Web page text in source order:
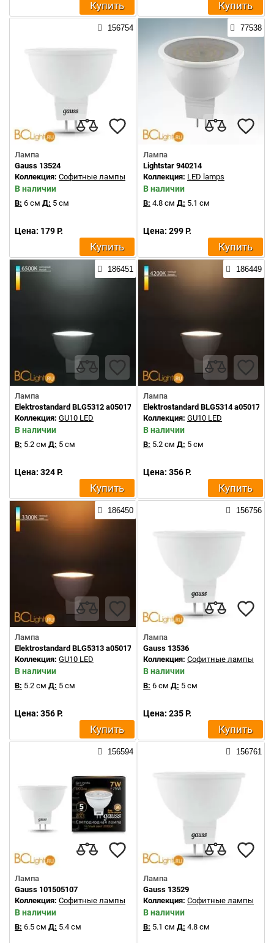
Купить Купить
156754
Лампа
Gauss 13524
Коллекция: Софитные лампы
В наличии
В: 6 см Д: 5 см
Цена: 179 Р.
Купить
77538
Лампа
Lightstar 940214
Коллекция: LED lamps
В наличии
В: 4.8 см Д: 5.1 см
Цена: 299 Р.
Купить
186451
Лампа
Elektrostandard BLG5312 a050174
Коллекция: GU10 LED
В наличии
В: 5.2 см Д: 5 см
Цена: 324 Р.
Купить
186449
Лампа
Elektrostandard BLG5314 a050178
Коллекция: GU10 LED
В наличии
В: 5.2 см Д: 5 см
Цена: 356 Р.
Купить
186450
Лампа
Elektrostandard BLG5313 a050177
Коллекция: GU10 LED
В наличии
В: 5.2 см Д: 5 см
Цена: 356 Р.
Купить
156756
Лампа
Gauss 13536
Коллекция: Софитные лампы
В наличии
В: 6 см Д: 5 см
Цена: 235 Р.
Купить
156594
Лампа
Gauss 101505107
Коллекция: Софитные лампы
В наличии
В: 6.5 см Д: 5.4 см
156761
Лампа
Gauss 13529
Коллекция: Софитные лампы
В наличии
В: 5.1 см Д: 4.8 см